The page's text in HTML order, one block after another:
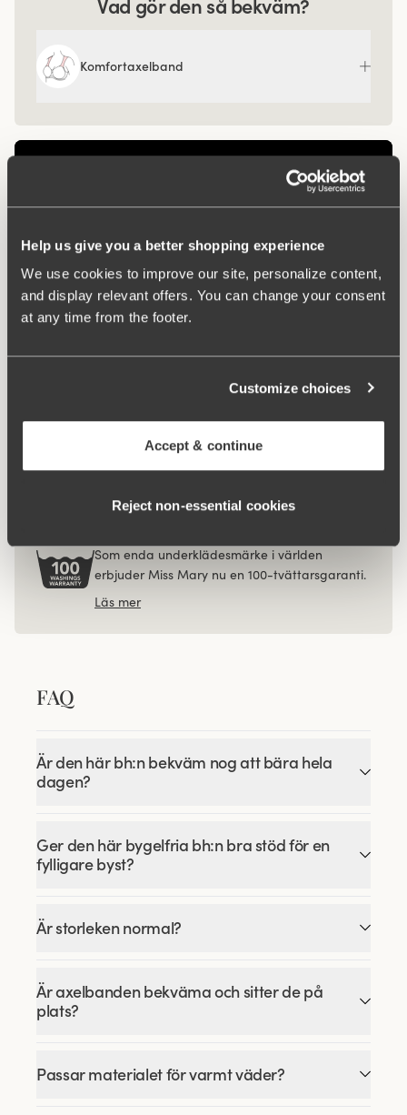
Help us give you a better shopping experience
We use cookies to improve our site, personalize content,
and display relevant offers. You can change your consent
at any time from the footer.
Customize choices
Accept & continue
Reject non‑essential cookies
Vad gör den så bekväm?
Komfortaxelband
4 för 3
Lovely Lace trosgördel
4 för 3
Organic Cotton
maxitrosa
Som enda underklädesmärke i världen
erbjuder Miss Mary nu en 100-tvättarsgaranti.
Läs mer
FAQ
Är den här bh:n bekväm nog att bära hela
dagen?
Ger den här bygelfria bh:n bra stöd för en
fylligare byst?
Är storleken normal?
Är axelbanden bekväma och sitter de på
plats?
Passar materialet för varmt väder?